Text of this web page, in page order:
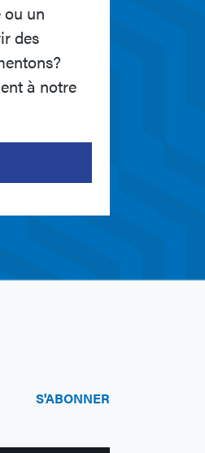
ou un
des
à notre
S'ABONNER